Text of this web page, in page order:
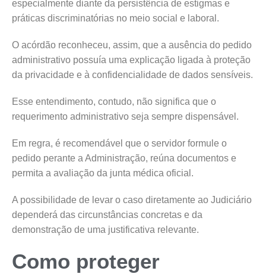
especialmente diante da persistência de estigmas e
práticas discriminatórias no meio social e laboral.
O acórdão reconheceu, assim, que a ausência do pedido
administrativo possuía uma explicação ligada à proteção
da privacidade e à confidencialidade de dados sensíveis.
Esse entendimento, contudo, não significa que o
requerimento administrativo seja sempre dispensável.
Em regra, é recomendável que o servidor formule o
pedido perante a Administração, reúna documentos e
permita a avaliação da junta médica oficial.
A possibilidade de levar o caso diretamente ao Judiciário
dependerá das circunstâncias concretas e da
demonstração de uma justificativa relevante.
Como proteger